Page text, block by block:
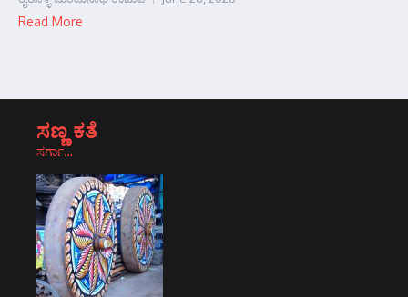
Read More
ಸಣ್ಣ ಕತೆ
ಸರ್ಗಾ…